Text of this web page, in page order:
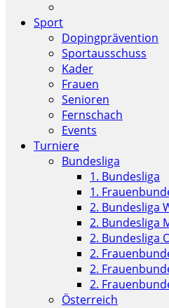
Sport
Dopingprävention
Sportausschuss
Kader
Frauen
Senioren
Fernschach
Events
Turniere
Bundesliga
1. Bundesliga
1.
2. Bundesliga
2. Bundesliga
2. Bundesliga
2.
2.
2.
Österreich